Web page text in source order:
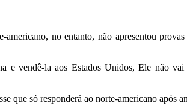
no entanto, não apresentou
e vendê-la aos Estados Unidos, Ele não
que só responderá ao norte-americano após